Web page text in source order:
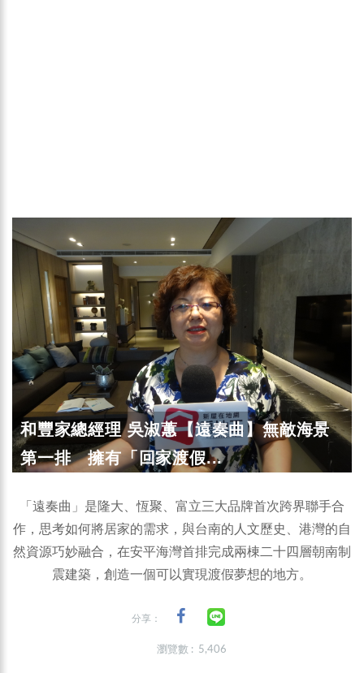
和豐家總經理 吳淑蕙【遠奏曲】無敵海景
第一排 擁有「回家渡假...
「遠奏曲」是隆大、恆聚、富立三大品牌首次跨界聯手合
作，思考如何將居家的需求，與台南的人文歷史、港灣的自
然資源巧妙融合，在安平海灣首排完成兩棟二十四層朝南制
震建築，創造一個可以實現渡假夢想的地方。
分享：
瀏覽數 : 5,406